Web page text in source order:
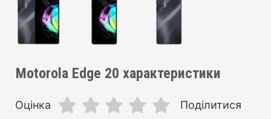
Motorola Edge 20 характеристики
Оцінка Поділитися